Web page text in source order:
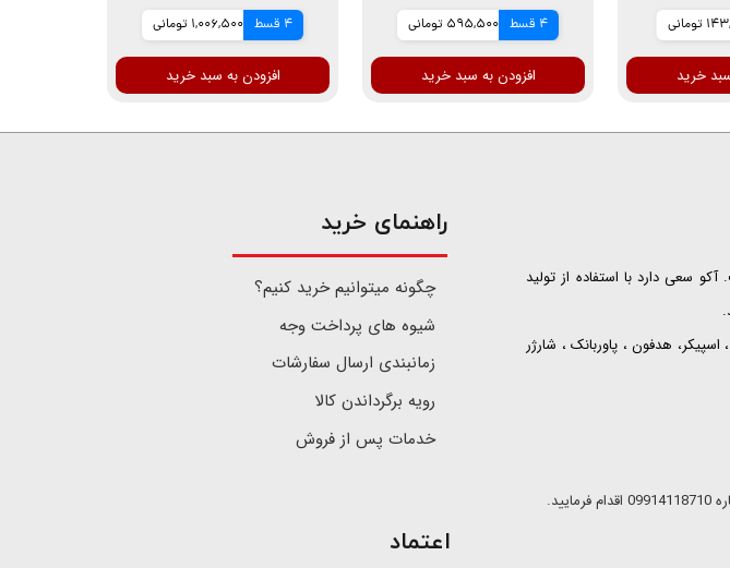
خرید
4 قسط 595,500 تومانی
افزودن به سبد خرید
4 قسط 1,006,500 تومانی
افزودن به سبد خرید
سعی دارد با استفاده از تولید
هدفون ، پاوربانک ، شارژر
​راهنمای خرید
چگونه میتوانیم خرید کنیم؟
شیوه های پرداخت وجه
زمانبندی ارسال سفارشات
رویه برگرداندن کالا
خدمات پس از فروش
اعتماد